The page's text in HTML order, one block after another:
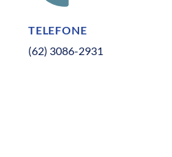
TELEFONE
(62) 3086-2931